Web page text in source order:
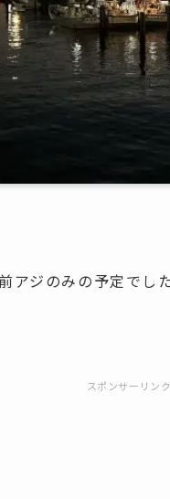
アジのみの予定でし
スポンサーリンク